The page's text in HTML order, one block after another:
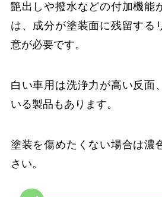
艶出しや撥水などの付加機能
は、成分が塗装面に残留する
意が必要です。
白い車用は洗浄力が高い反面
いる製品もあります。
塗装を傷めたくない場合は濃
さい。